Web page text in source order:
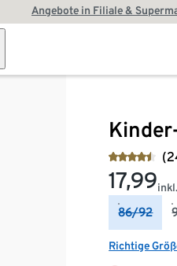
Angebote in Filiale &
17,99
86/92
Richtige